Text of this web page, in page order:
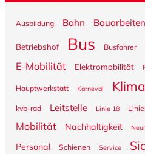
Ausbildung Bahn Bauarbeiten
Betriebshof Bus Busfahrer
E-Mobilität Elektromobilität
Hauptwerkstatt Karneval
kvb-rad Leitstelle Linie 18
Mobilität Nachhaltigkeit
Personal Schienen Service